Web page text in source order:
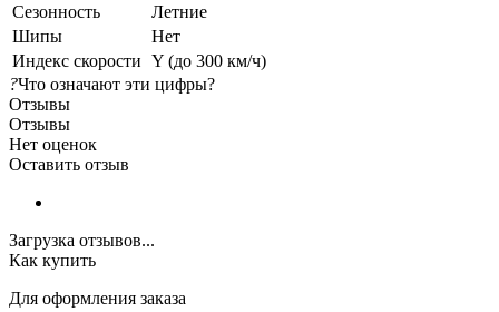
Сезонность
Летние
Шипы
Нет
Индекс скорости Y (до 300 км/ч)
?Что означают эти цифры?
Отзывы
Отзывы
Нет оценок
Оставить отзыв
Загрузка отзывов...
Как купить
Для оформления заказа